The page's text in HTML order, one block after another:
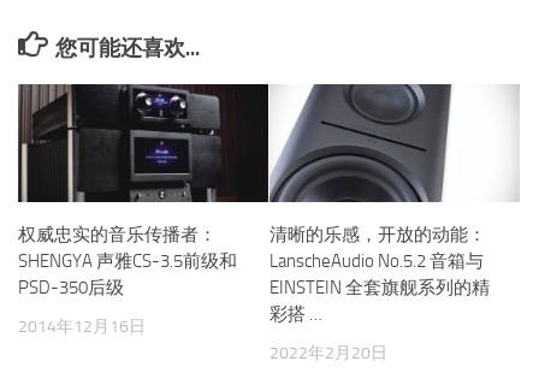
您可能还喜欢...
权威忠实的音乐传播者：
SHENGYA 声雅CS-3.5前级和
PSD-350后级
2014年12月16日
清晰的乐感，开放的动能：
LanscheAudio No.5.2 音箱与
EINSTEIN 全套旗舰系列的精
彩搭 …
2022年2月20日